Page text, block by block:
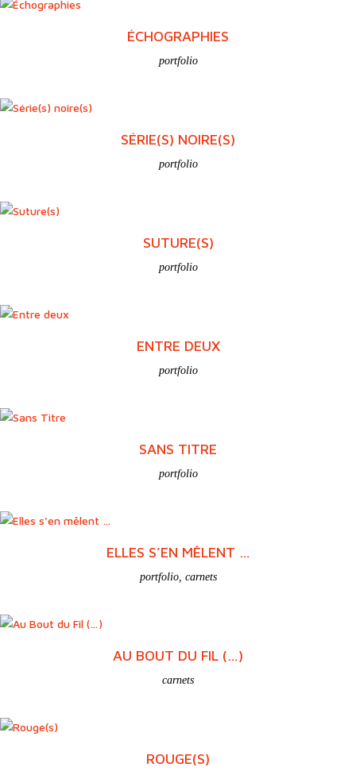
ÉCHOGRAPHIES
portfolio
SÉRIE(S) NOIRE(S)
portfolio
SUTURE(S)
portfolio
ENTRE DEUX
portfolio
SANS TITRE
portfolio
ELLES S’EN MÊLENT …
portfolio, carnets
AU BOUT DU FIL (…)
carnets
ROUGE(S)